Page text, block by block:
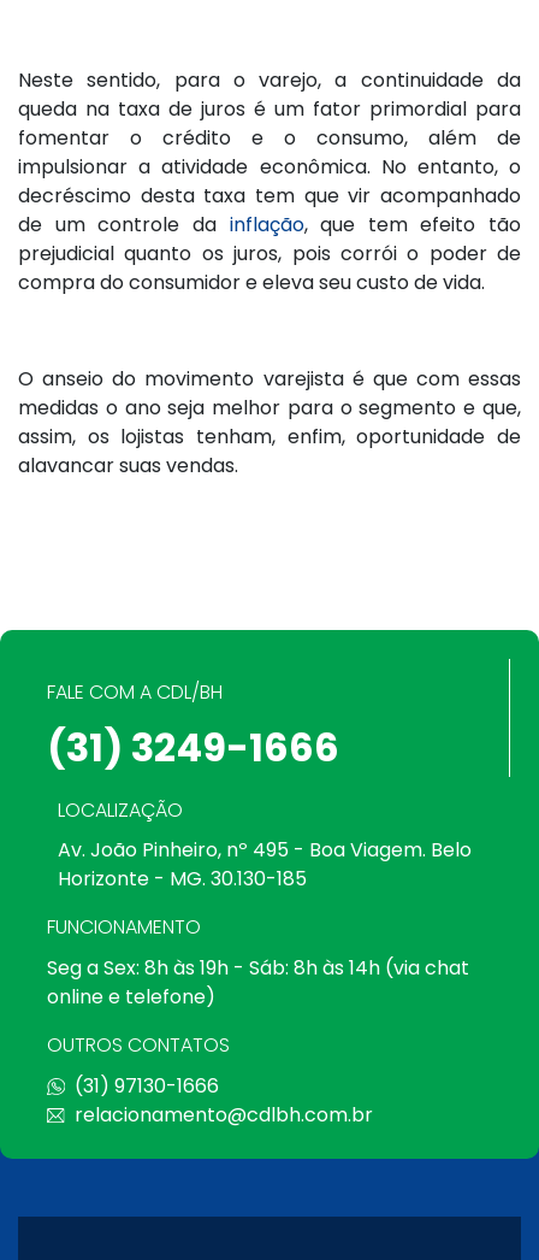
Neste sentido, para o varejo, a continuidade da
queda na taxa de juros é um fator primordial para
fomentar o crédito e o consumo, além de
impulsionar a atividade econômica. No entanto, o
decréscimo desta taxa tem que vir acompanhado
de um controle da inflação, que tem efeito tão
prejudicial quanto os juros, pois corrói o poder de
compra do consumidor e eleva seu custo de vida.
O anseio do movimento varejista é que com essas
medidas o ano seja melhor para o segmento e que,
assim, os lojistas tenham, enfim, oportunidade de
alavancar suas vendas.
FALE COM A CDL/BH
(31) 3249-1666
LOCALIZAÇÃO
Av. João Pinheiro, nº 495 - Boa Viagem. Belo
Horizonte - MG. 30.130-185
FUNCIONAMENTO
Seg a Sex: 8h às 19h - Sáb: 8h às 14h (via chat
online e telefone)
OUTROS CONTATOS
(31) 97130-1666
relacionamento@cdlbh.com.br